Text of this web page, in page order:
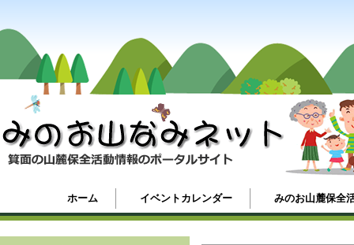
ホーム イベントカレンダー みのお山麓保全